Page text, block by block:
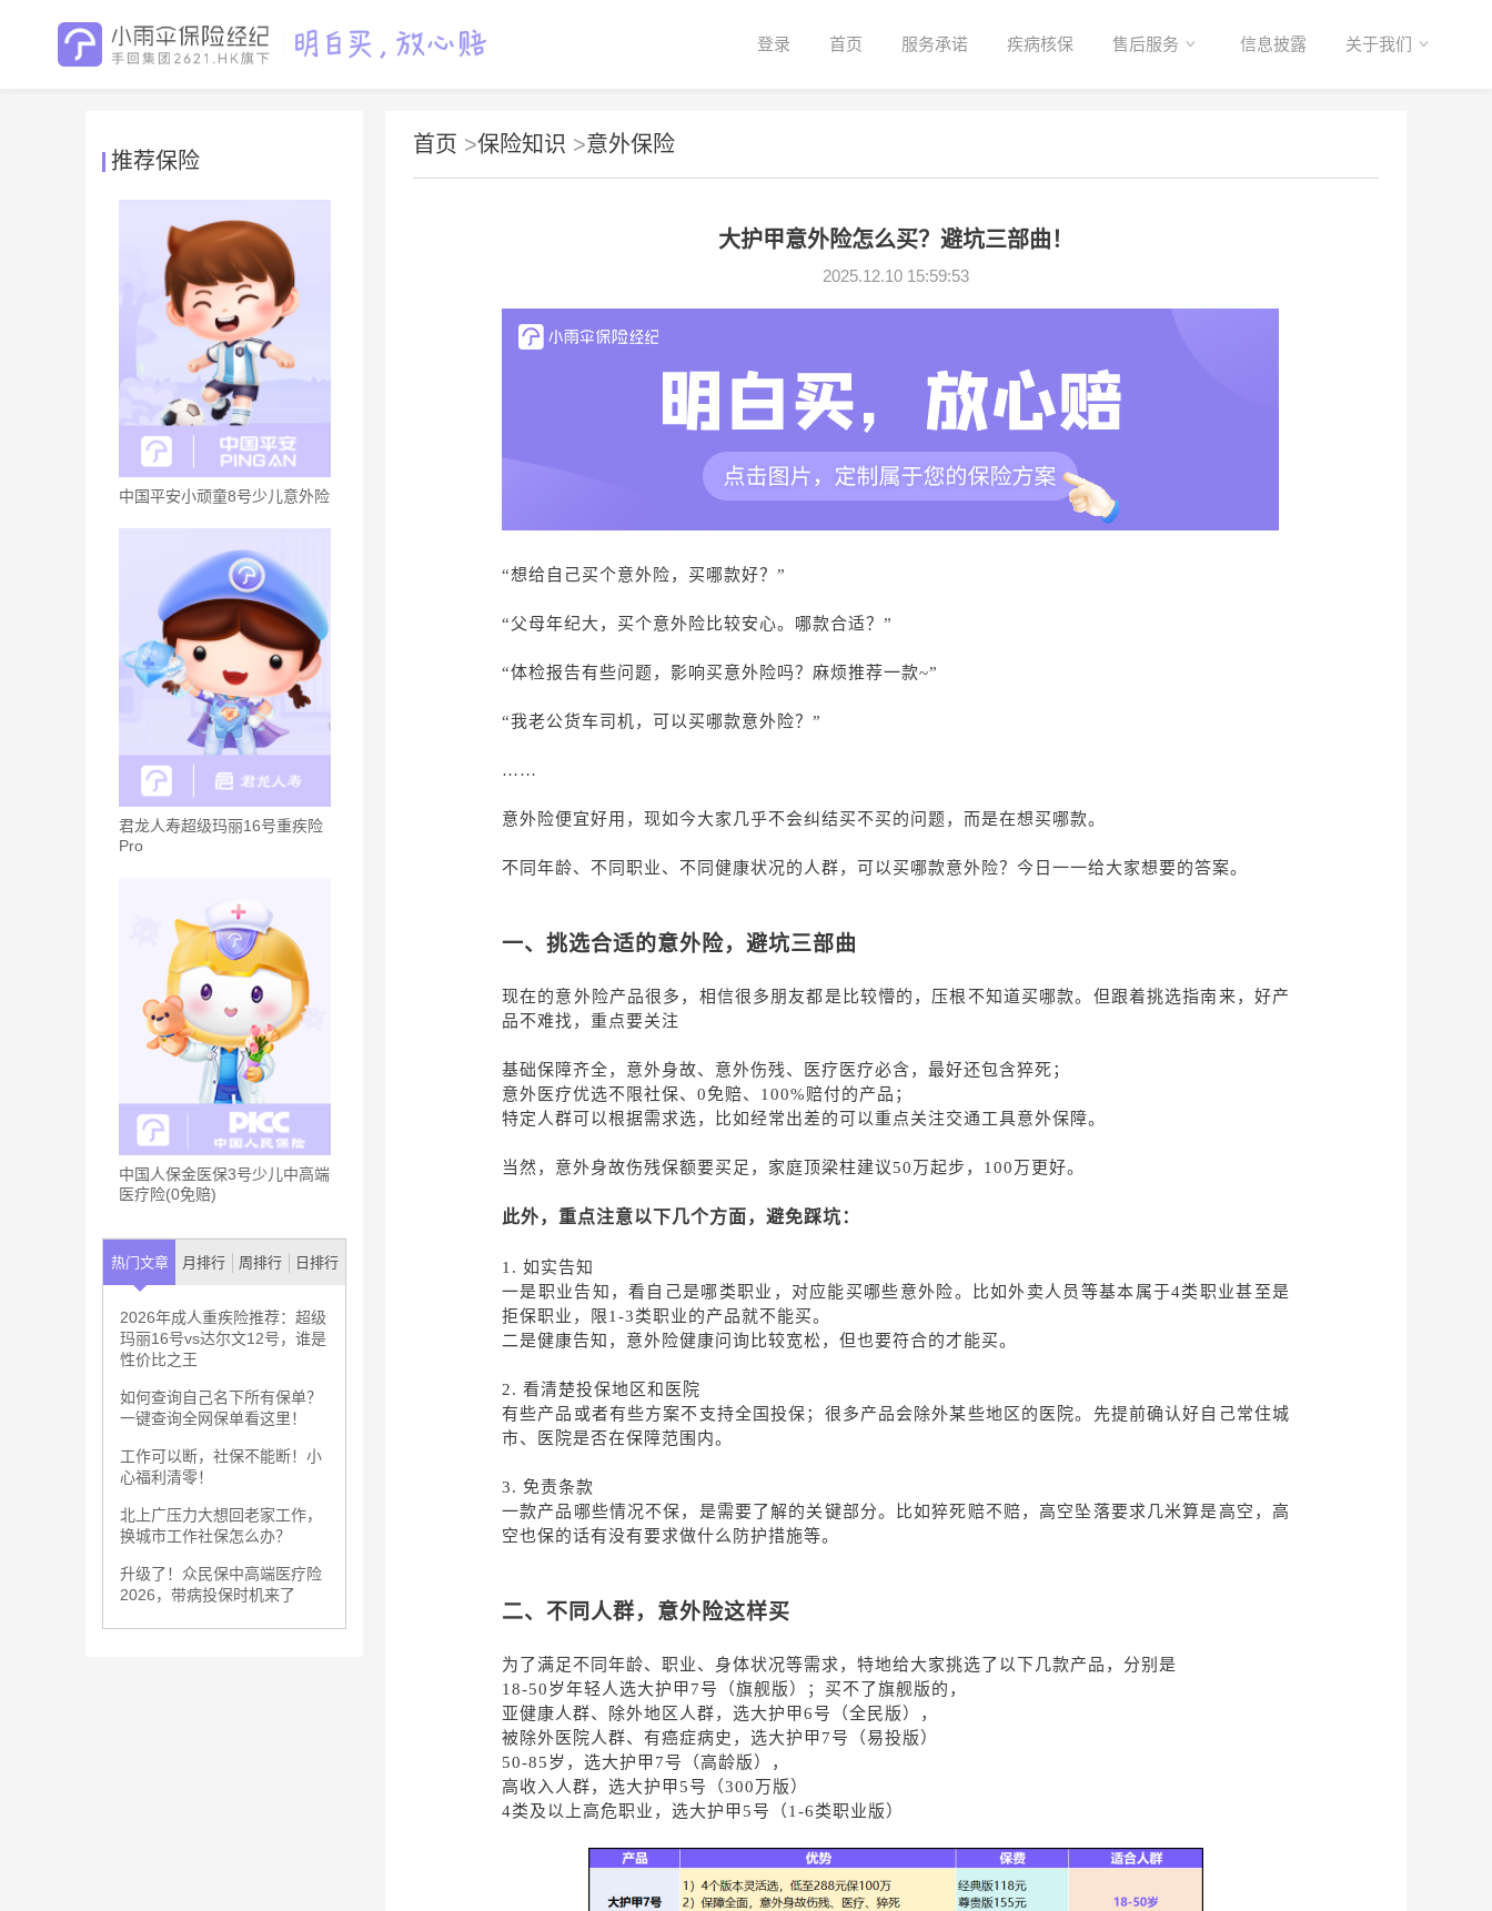
登录 首页 服务承诺 疾病核保 售后服务 信息披露 关于我们
推荐保险
中国平安小顽童8号少儿意外险
君龙人寿超级玛丽16号重疾险
Pro
中国人保金医保3号少儿中高端
医疗险(0免赔)
热门文章 月排行 周排行 日排行
2026年成人重疾险推荐：超级
玛丽16号vs达尔文12号，谁是
性价比之王
如何查询自己名下所有保单？
一键查询全网保单看这里！
工作可以断，社保不能断！小
心福利清零！
北上广压力大想回老家工作，
换城市工作社保怎么办？
升级了！众民保中高端医疗险
2026，带病投保时机来了
首页 >保险知识 >意外保险
大护甲意外险怎么买？避坑三部曲！
2025.12.10 15:59:53
“想给自己买个意外险，买哪款好？”
“父母年纪大，买个意外险比较安心。哪款合适？”
“体检报告有些问题，影响买意外险吗？麻烦推荐一款~”
“我老公货车司机，可以买哪款意外险？”
……
意外险便宜好用，现如今大家几乎不会纠结买不买的问题，而是在想买哪款。
不同年龄、不同职业、不同健康状况的人群，可以买哪款意外险？今日一一给大家想要的答案。
一、 挑选合适的意外险，避坑三部曲
现在的意外险产品很多，相信很多朋友都是比较懵的，压根不知道买哪款。但跟着挑选指南来，好产
品不难找，重点要关注
基础保障齐全，意外身故、意外伤残、医疗医疗必含，最好还包含猝死；
意外医疗优选不限社保、 0免赔、100%赔付的产品；
特定人群可以根据需求选，比如经常出差的可以重点关注交通工具意外保障。
当然，意外身故伤残保额要买足，家庭顶梁柱建议50万起步，100万更好。
此外，重点注意以下几个方面，避免踩坑：
1. 如实告知
一是职业告知，看自己是哪类职业，对应能买哪些意外险。比如外卖人员等基本属于4类职业甚至是
拒保职业 ，限1-3类职业的产品就不能买。
二是健康告知，意外险健康问询比较宽松，但也要符合的才能买。
2. 看清楚投保地区和医院
有些产品或者有些方案不支持全国投保；很多产品会除外某些地区的医院。先提前确认好自己常住城
市、医院是否在保障范围内。
3. 免责条款
一款产品哪些情况不保，是需要了解的关键部分。比如猝死赔不赔，高空坠落要求几米算是高空，高
空也保的话有没有要求做什么防护措施等。
二、 不同人群，意外险这样买
为了满足不同年龄、职业、身体状况等需求，特地给大家挑选了以下几款产品，分别是
18-50岁年轻人选大护甲7号（旗舰版）；买不了旗舰版的，
亚健康人群、除外地区人群，选大护甲6号（全民版），
被除外医院人群、有癌症病史，选大护甲7号（易投版）
50-85岁，选大护甲7号（高龄版），
高收入人群，选大护甲5号（300万版）
4类及以上高危职业，选大护甲5号（1-6类职业版）